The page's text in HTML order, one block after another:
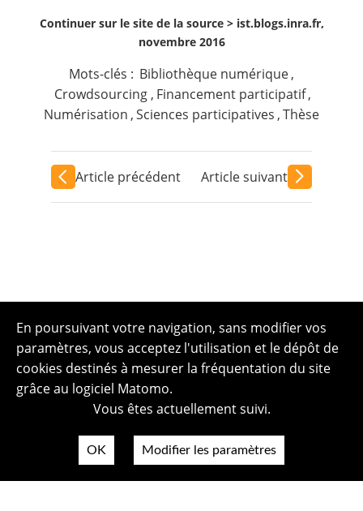
Continuer sur le site de la source > ist.blogs.inra.fr,
novembre 2016
Mots-clés : Bibliothèque numérique,
Crowdsourcing , Financement participatif,
Numérisation ,Sciences participatives ,Thèse
Article précédent Article suivant
En poursuivant votre navigation, sans modifier vos
paramètres, vous acceptez l'utilisation et le dépôt de
cookies destinés à mesurer la fréquentation du site
grâce au logiciel Matomo.
Vous êtes actuellement suivi.
OK Modifier les paramètres